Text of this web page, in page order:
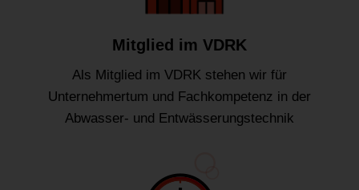
Mitglied im VDRK
Als Mitglied im VDRK stehen wir für
Unternehmertum und Fachkompetenz in der
Abwasser- und Entwässerungstechnik